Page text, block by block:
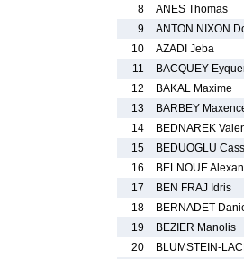
8
ANES Thomas
9
ANTON NIXON
10
AZADI Jeba
11
BACQUEY
12
BAKAL Maxime
13
BARBEY
14
BEDNAREK
15
BEDUOGLU
16
BELNOUE
17
BEN FRAJ Idris
18
BERNADET
19
BEZIER Manolis
20
BLUMSTEIN-